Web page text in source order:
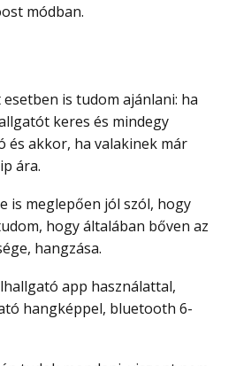
módban.
keres és mindegy
és akkor, ha valakinek már
ára.
hogy általában bőven az
hangzása.
hangképpel, bluetooth 6-